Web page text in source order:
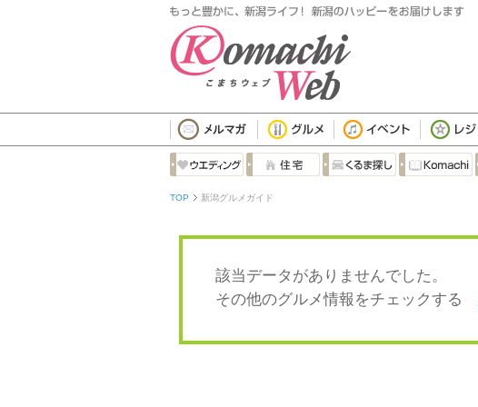
TOP 新潟グルメガイド
該当データがありませんでした。
その他のグルメ情報をチェックする